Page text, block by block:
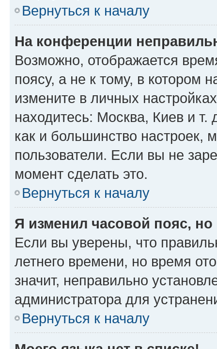
Вернуться к началу
На конференции
Возможно, отображается
поясу, а не к тому, в котором
измените в личных
находитесь: Москва, Киев и т.
как и большинство настроек,
пользователи. Если вы не
момент сделать это.
Вернуться к началу
Я изменил часовой пояс,
Если вы уверены, что
летнего времени, но время
значит, неправильно
администратора для
Вернуться к началу